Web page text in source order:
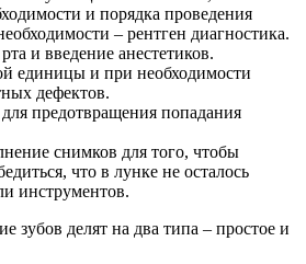
и порядка проведения
– рентген диагностика.
и введение анестетиков.
единицы и при необходимости
дефектов.
предотвращения попадания
снимков для того, чтобы
что в лунке не осталось
инструментов.
зубов делят на два типа – простое и